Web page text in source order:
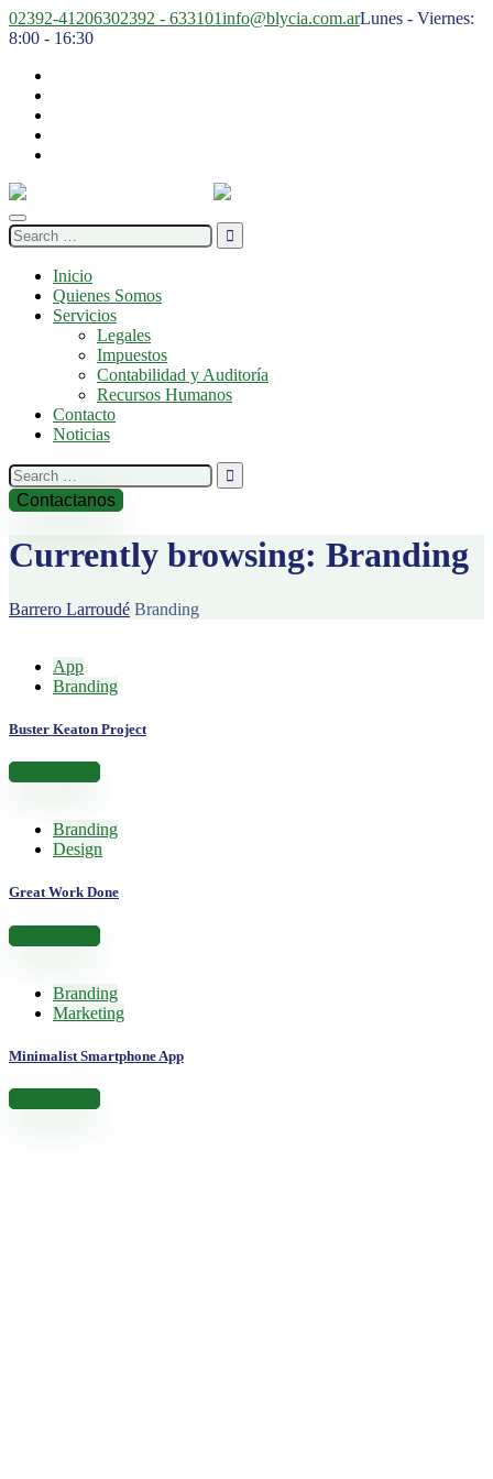
02392-41206302392 - 633101info@blycia.com.arLunes - Viernes:
8:00 - 16:30
Search
for:
Inicio
Quienes Somos
Servicios
Legales
Impuestos
Contabilidad y Auditoría
Recursos Humanos
Contacto
Noticias
Search
for:
Contactanos
Currently browsing: Branding
Barrero Larroudé Branding
App
Branding
Buster Keaton Project
Branding
Design
Great Work Done
Branding
Marketing
Minimalist Smartphone App